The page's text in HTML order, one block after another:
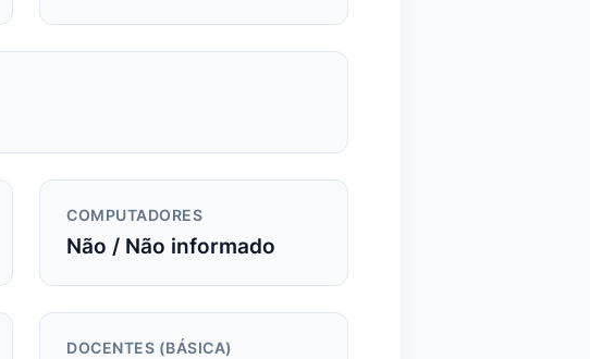
COMPUTADORES
Não / Não informado
DOCENTES (BÁSICA)